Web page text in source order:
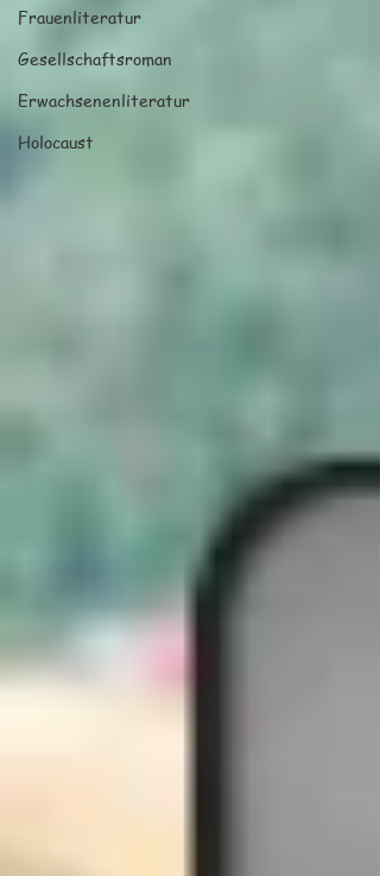
Frauenliteratur
Gesellschaftsroman
Erwachsenenliteratur
Holocaust